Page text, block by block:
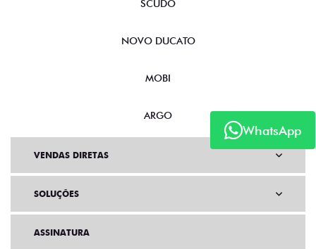
WhatsApp
SCUDO
NOVO DUCATO
MOBI
ARGO
VENDAS DIRETAS
SOLUÇÕES
ASSINATURA